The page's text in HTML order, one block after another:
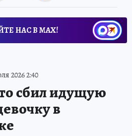
НАС В МАХ!
2026 2:40
сбил идущую
в